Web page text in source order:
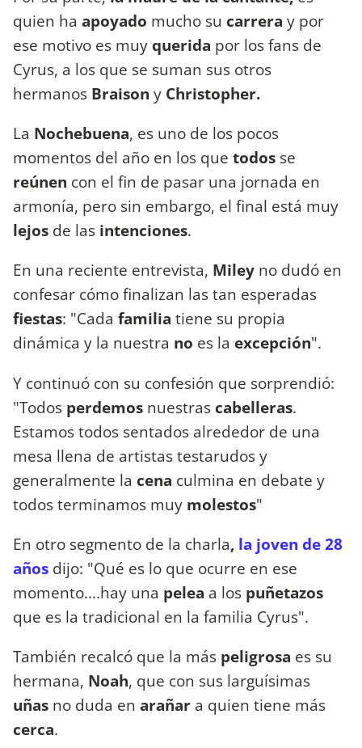
quien ha apoyado mucho su carrera y por
ese motivo es muyquerida por los fans de
Cyrus, a los que se suman sus otros
hermanos Braison y Christopher.
La Nochebuena, es uno de los pocos
momentos del año en los que todos se
reúnen con el fin de pasar una jornada en
armonía, pero sin embargo, el final está muy
lejos de las intenciones.
En una reciente entrevista, Miley no dudó en
confesar cómo finalizan las tan esperadas
fiestas: "Cada familia tiene su propia
dinámica y la nuestra no es la excepción".
Y continuó con su confesión que sorprendió:
"Todos perdemos nuestras cabelleras.
Estamos todos sentados alrededor de una
mesa llena de artistas testarudos y
generalmente la cena culmina en debate y
todos terminamos muy molestos"
En otro segmento de la charla, la joven de 28
años dijo: "Qué es lo que ocurre en ese
momento....hay una pelea a los puñetazos
que es la tradicional en la familia Cyrus".
También recalcó que la más peligrosa es su
hermana, Noah, que con sus larguísimas
uñas no duda en arañar a quien tiene más
cerca.